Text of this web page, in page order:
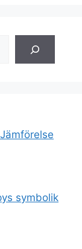
symbolik